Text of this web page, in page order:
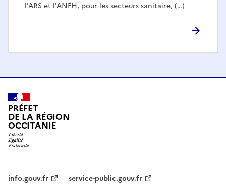
l'ARS et l'ANFH, pour les secteurs sanitaire, (…)
PRÉFET
DE LA RÉGION
OCCITANIE
info.gouv.fr service-public.gouv.fr